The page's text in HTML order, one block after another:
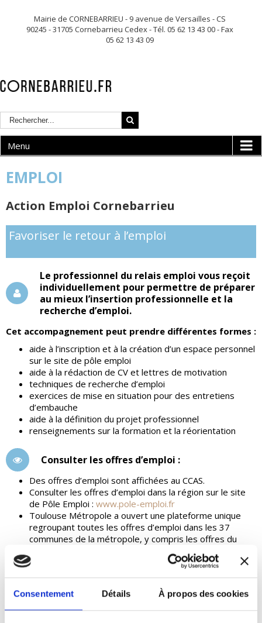
Consentement Détails À propos des cookies
Mairie de CORNEBARRIEU - 9 avenue de Versailles - CS
90245 - 31705 Cornebarrieu Cedex - Tél. 05 62 13 43 00 - Fax
05 62 13 43 09
Menu
EMPLOI
Action Emploi Cornebarrieu
Favoriser le retour à l’emploi
Le professionnel du relais emploi vous reçoit
individuellement pour permettre de préparer
au mieux l’insertion professionnelle et la
recherche d’emploi.
Cet accompagnement peut prendre différentes formes :
aide à l’inscription et à la création d’un espace personnel
sur le site de pôle emploi
aide à la rédaction de CV et lettres de motivation
techniques de recherche d’emploi
exercices de mise en situation pour des entretiens
d’embauche
aide à la définition du projet professionnel
renseignements sur la formation et la réorientation
Consulter les offres d’emploi :
Des offres d’emploi sont affichées au CCAS.
Consulter les offres d’emploi dans la région sur le site
de Pôle Emploi : www.pole-emploi.fr
Toulouse Métropole a ouvert une plateforme unique
regroupant toutes les offres d’emploi dans les 37
communes de la métropole, y compris les offres du
emploi.toulouse-metropole.fr
Consulter nos offres d’emploi
Pour prendre contact